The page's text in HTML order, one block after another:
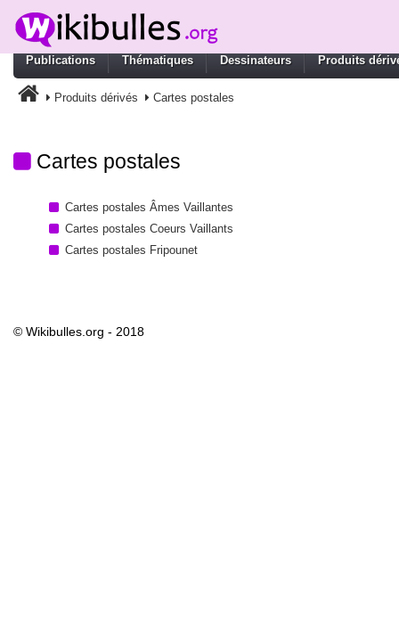
Publications Thématiques Dessinateurs Produits
Produits dérivés Cartes postales
Cartes postales
Cartes postales Âmes Vaillantes
Cartes postales Coeurs Vaillants
Cartes postales Fripounet
© Wikibulles.org - 2018